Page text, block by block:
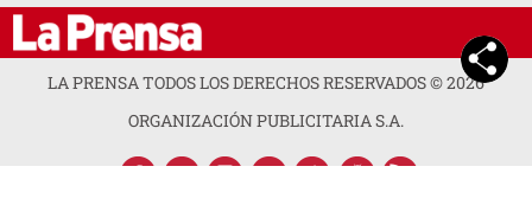
LA PRENSA TODOS LOS DERECHOS RESERVADOS ©2026
ORGANIZACIÓN PUBLICITARIA S.A.